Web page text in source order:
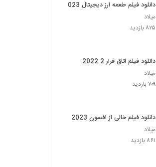
دانلود فیلم طعمه ارز دیجیتال 2023
میلاد
۸۲۵ بازدید
دانلود فیلم اتاق فرار 2 2022
میلاد
۷۰۹ بازدید
دانلود فیلم خالی از افسون 2023
میلاد
۸۶۱ بازدید